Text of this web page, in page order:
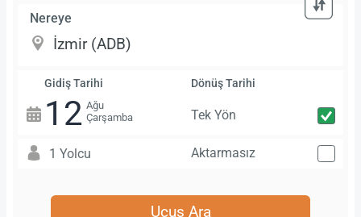
Nereye
Gidiş Tarihi
12 Ağu
Çarşamba
Dönüş Tarihi
Tek Yön
1 Yolcu Aktarmasız
Uçuş Ara